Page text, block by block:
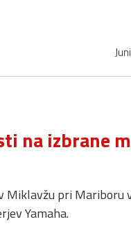
na izbrane
Miklavžu pri Mariboru
Yamaha.